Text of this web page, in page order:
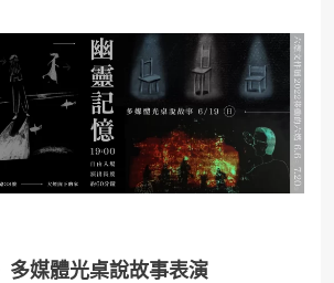
多媒體光桌說故事表演